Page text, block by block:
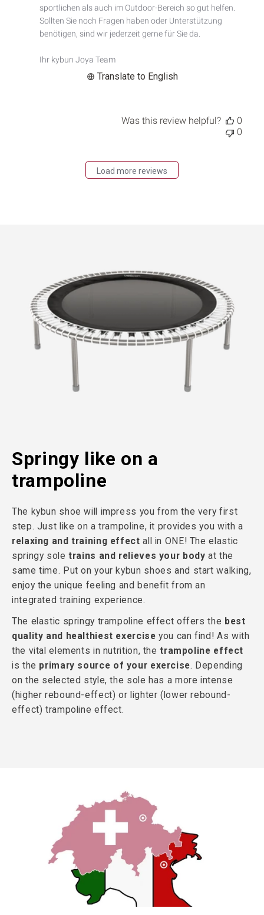
Custom
Comment
sportlichen als auch im Outdoor-Bereich so gut helfen.
Sollten Sie noch Fragen haben oder Unterstützung
benötigen, sind wir jederzeit gerne für Sie da.
Ihr kybun Joya Team
Translate to English
Was this review helpful?
0
0
Load more reviews
Springy like on a
trampoline
The kybun shoe will impress you from the very first
step. Just like on a trampoline, it provides you with a
relaxing and training effect all in ONE! The elastic
springy soletrains and relieves your body at the
same time. Put on your kybun shoes and start walking,
enjoy the unique feeling and benefit from an
integrated training experience.
The elastic springy trampoline effect offers the best
quality and healthiest exercise you can find! As with
the vital elements in nutrition, thetrampoline effect
is the primary source of your exercise. Depending
on the selected style, the sole has a more intense
(higher rebound-effect) or lighter (lower rebound-
effect) trampoline effect.